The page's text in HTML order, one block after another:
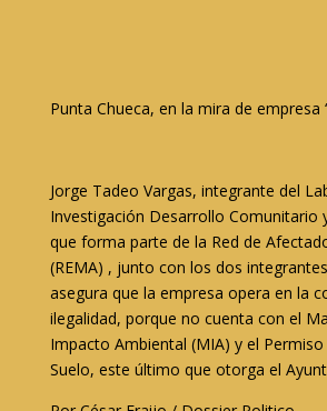
Punta Chueca, en la mira de empresa
Jorge Tadeo Vargas, integrante del
Investigación Desarrollo Comunitario
que forma parte de la Red de
(REMA) , junto con los dos
asegura que la empresa opera en la
ilegalidad, porque no cuenta con el
Impacto Ambiental (MIA) y el
Suelo, este último que otorga el